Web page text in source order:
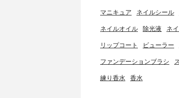
マニキュア ネイルシール
ネイルオイル 除光液 ネ
リップコート ビューラー
ファンデーションブラシ
練り香水 香水